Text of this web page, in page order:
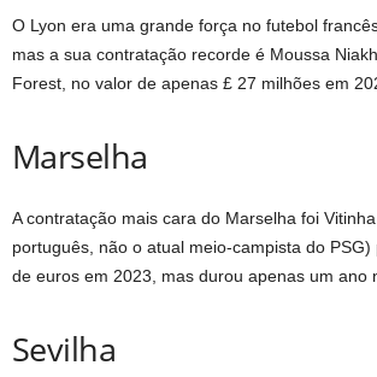
O Lyon era uma grande força no futebol
mas a sua contratação recorde é Moussa
Forest, no valor de apenas £ 27 milhões em
Marselha
A contratação mais cara do Marselha foi
português, não o atual meio-campista do
de euros em 2023, mas durou apenas um ano
Sevilha